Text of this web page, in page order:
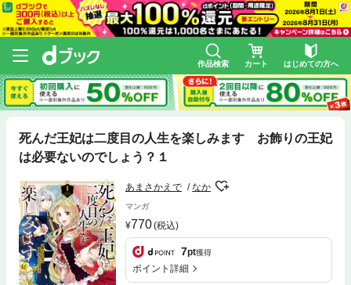
作品検索 カート はじめての方へ
死んだ王妃は二度目の人生を楽しみます お飾りの王妃
は必要ないのでしょう？１
あまさかえで なか
マンガ
770(税込)
7pt獲得
ポイント詳細